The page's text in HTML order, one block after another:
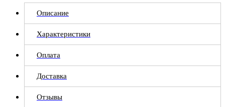
Описание
Характеристики
Оплата
Доставка
Отзывы